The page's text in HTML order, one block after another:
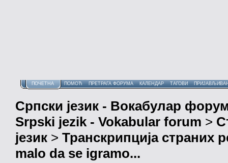
ПОЧЕТНА ПОМОЋ ПРЕТРАГА ФОРУМА КАЛЕНДАР ТАГОВИ
Српски језик - Вокабулар
Srpski jezik - Vokabular forum >
језик > Транскрипција страних
malo da se igramo...